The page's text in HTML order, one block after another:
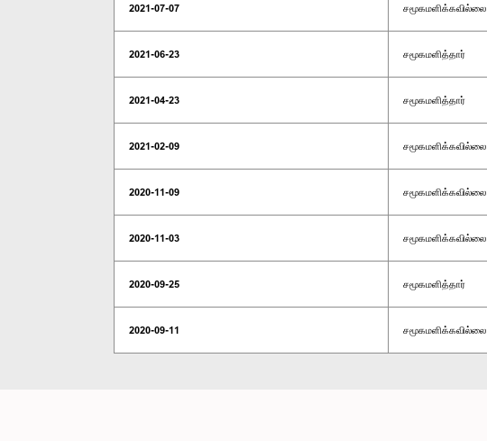
2021-07-07 சமூகமளிக்கவில்லை
2021-06-23 சமூகமளித்தார்
2021-04-23 சமூகமளித்தார்
2021-02-09 சமூகமளிக்கவில்லை
2020-11-09 சமூகமளிக்கவில்லை
2020-11-03 சமூகமளிக்கவில்லை
2020-09-25 சமூகமளித்தார்
2020-09-11 சமூகமளிக்கவில்லை